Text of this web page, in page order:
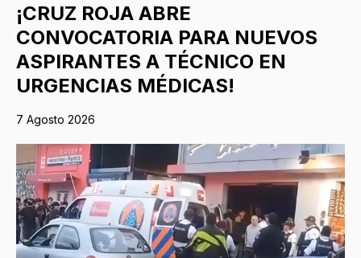
¡CRUZ ROJA ABRE
CONVOCATORIA PARA NUEVOS
ASPIRANTES A TÉCNICO EN
URGENCIAS MÉDICAS!
7 Agosto 2026